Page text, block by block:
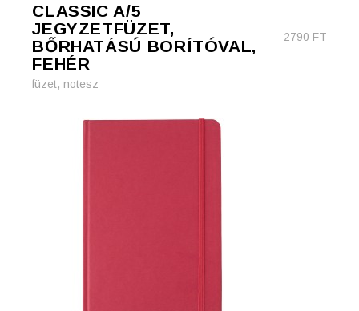
CLASSIC A/5
JEGYZETFÜZET,
BŐRHATÁSÚ BORÍTÓVAL,
FEHÉR
2790 FT
füzet, notesz